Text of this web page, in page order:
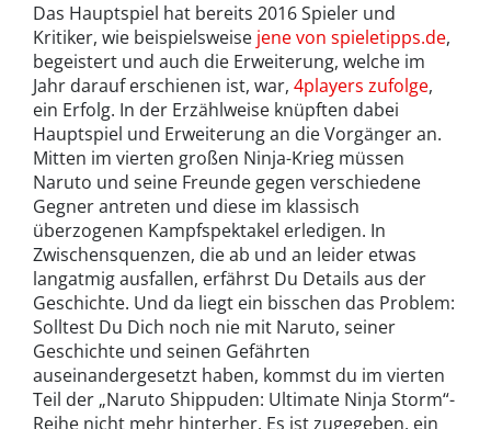
Das Hauptspiel hat bereits 2016 Spieler und
Kritiker, wie beispielsweise jene von spieletipps.de,
begeistert und auch die Erweiterung, welche im
Jahr darauf erschienen ist, war, 4players zufolge,
ein Erfolg. In der Erzählweise knüpften dabei
Hauptspiel und Erweiterung an die Vorgänger an.
Mitten im vierten großen Ninja-Krieg müssen
Naruto und seine Freunde gegen verschiedene
Gegner antreten und diese im klassisch
überzogenen Kampfspektakel erledigen. In
Zwischensquenzen, die ab und an leider etwas
langatmig ausfallen, erfährst Du Details aus der
Geschichte. Und da liegt ein bisschen das Problem:
Solltest Du Dich noch nie mit Naruto, seiner
Geschichte und seinen Gefährten
auseinandergesetzt haben, kommst du im vierten
Teil der „Naruto Shippuden: Ultimate Ninja Storm“-
Reihe nicht mehr hinterher. Es ist zugegeben, ein